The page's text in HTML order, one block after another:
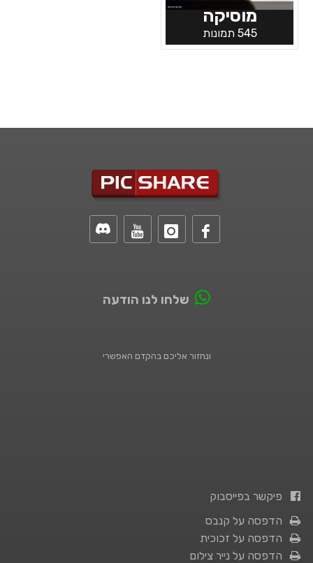
מוסיקה
545 תמונות
שלחו לנו הודעה
ונחזור אליכם בהקדם האפשרי
פיקשר בפייסבוק
הדפסה על קנבס
הדפסה על זכוכית
הדפסה על נייר צילום